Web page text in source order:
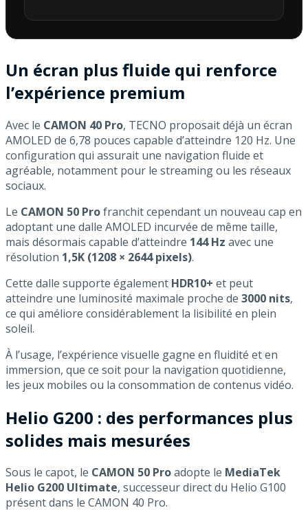
Un écran plus fluide qui renforce
l’expérience premium
Avec le CAMON 40 Pro, TECNO proposait déjà un écran
AMOLED de 6,78 pouces capable d’atteindre 120 Hz. Une
configuration qui assurait une navigation fluide et
agréable, notamment pour le streaming ou les réseaux
sociaux.
Le CAMON 50 Profranchit cependant un nouveau cap en
adoptant une dalle AMOLED incurvée de même taille,
mais désormais capable d’atteindre 144 Hz avec une
résolution 1,5K (1208 × 2644 pixels).
Cette dalle supporte également HDR10+ et peut
atteindre une luminosité maximale proche de 3000 nits,
ce qui améliore considérablement la lisibilité en plein
soleil.
À l’usage, l’expérience visuelle gagne en fluidité et en
immersion, que ce soit pour la navigation quotidienne,
les jeux mobiles ou la consommation de contenus vidéo.
Helio G200 : des performances plus
solides mais mesurées
Sous le capot, le CAMON 50 Proadopte le MediaTek
Helio G200 Ultimate, successeur direct du Helio G100
présent dans le CAMON 40 Pro.